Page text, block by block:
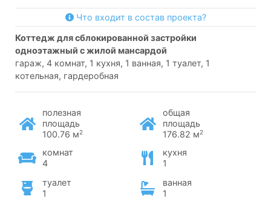
Что входит в состав проекта?
коттедж для сблокированной застройки
одноэтажный с жилой мансардой
гараж, 4 комнат, 1 кухня, 1 ванная, 1 туалет, 1
котельная, гардеробная
полезная
площадь
100.76 м2
общая
площадь
176.82 м2
комнат
4
кухня
1
туалет
1
ванная
1